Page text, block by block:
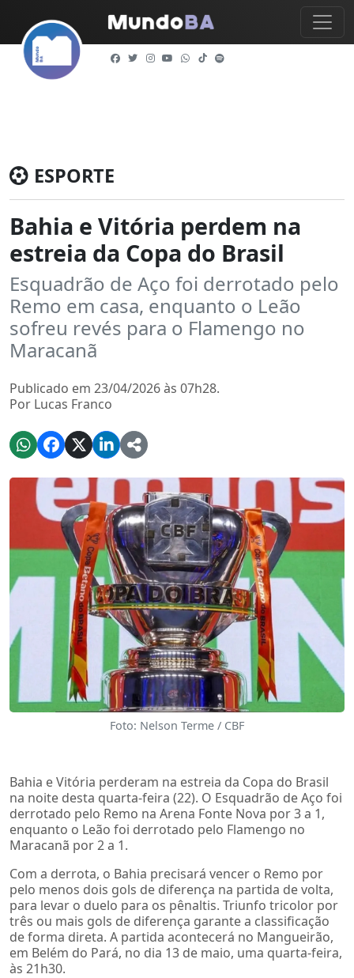
ESPORTE
Bahia e Vitória perdem na
estreia da Copa do Brasil
Esquadrão de Aço foi derrotado pelo
Remo em casa, enquanto o Leão
sofreu revés para o Flamengo no
Maracanã
Publicado em 23/04/2026 às 07h28.
Por Lucas Franco
Foto: Nelson Terme / CBF
Bahia e Vitória perderam na estreia da Copa do Brasil
na noite desta quarta-feira (22). O Esquadrão de Aço foi
derrotado pelo Remo na Arena Fonte Nova por 3 a 1,
enquanto o Leão foi derrotado pelo Flamengo no
Maracanã por 2 a 1.
Com a derrota, o Bahia precisará vencer o Remo por
pelo menos dois gols de diferença na partida de volta,
para levar o duelo para os pênaltis. Triunfo tricolor por
três ou mais gols de diferença garante a classificação
de forma direta. A partida acontecerá no Mangueirão,
em Belém do Pará, no dia 13 de maio, uma quarta-feira,
às 21h30.